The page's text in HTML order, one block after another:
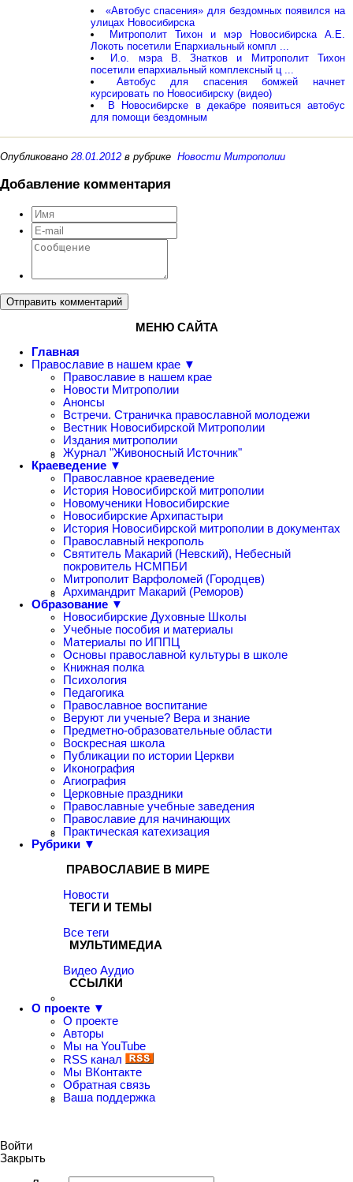
«Автобус спасения» для бездомных появился на
улицах Новосибирска
Митрополит Тихон и мэр Новосибирска А.Е.
Локоть посетили Епархиальный компл ...
И.о. мэра В. Знатков и Митрополит Тихон
посетили епархиальный комплексный ц ...
Автобус для спасения бомжей начнет
курсировать по Новосибирску (видео)
В Новосибирске в декабре появиться автобус
для помощи бездомным
Опубликовано 28.01.2012 в рубрике Новости Митрополии
Добавление комментария
Отправить комментарий
МЕНЮ САЙТА
Главная
Православие в нашем крае ▼
Православие в нашем крае
Новости Митрополии
Анонсы
Встречи. Страничка православной молодежи
Вестник Новосибирской Митрополии
Издания митрополии
Журнал "Живоносный Источник"
Краеведение ▼
Православное краеведение
История Новосибирской митрополии
Новомученики Новосибирские
Новосибирские Архипастыри
История Новосибирской митрополии в документах
Православный некрополь
Святитель Макарий (Невский), Небесный
покровитель НСМПБИ
Митрополит Варфоломей (Городцев)
Архимандрит Макарий (Реморов)
Образование ▼
Новосибирские Духовные Школы
Учебные пособия и материалы
Материалы по ИППЦ
Основы православной культуры в школе
Книжная полка
Психология
Педагогика
Православное воспитание
Веруют ли ученые? Вера и знание
Предметно-образовательные области
Воскресная школа
Публикации по истории Церкви
Иконография
Агиография
Церковные праздники
Православные учебные заведения
Православие для начинающих
Практическая катехизация
Рубрики ▼
ПРАВОСЛАВИЕ В МИРЕ
Новости
ТЕГИ И ТЕМЫ
Все теги
МУЛЬТИМЕДИА
Видео Аудио
ССЫЛКИ
О проекте ▼
О проекте
Авторы
Мы на YouTube
RSS канал
Мы ВКонтакте
Обратная связь
Ваша поддержка
Войти
Закрыть